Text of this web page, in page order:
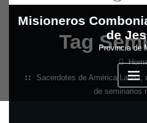
Misioneros
de
Provincia de
Tag
Sacerdotes de América
de seminarios